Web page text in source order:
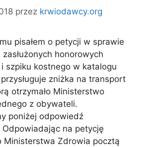
przez krwiodawcy.org
pisałem o petycji w sprawie
honorowych
szpiku kostnego w katalogu
zniżka na transport
otrzymało Ministerstwo
z obywateli.
poniżej odpowiedź
na petycję
Ministerstwa Zdrowia pocztą